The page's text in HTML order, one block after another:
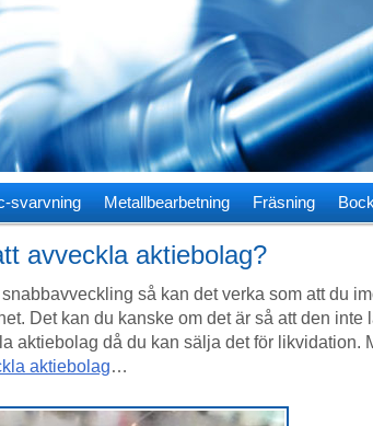
svarvning Metallbearbetning Fräsning
avveckla aktiebolag?
så kan det verka som att du
Det kan du kanske om det är så att den inte
aktiebolag då du kan sälja det för likvidation.
aktiebolag…